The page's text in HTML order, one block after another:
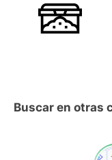
Buscar en otras